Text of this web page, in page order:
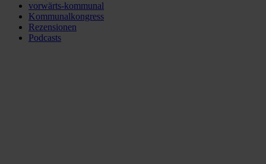
vorwärts-kommunal
Kommunalkongress
Rezensionen
Podcasts